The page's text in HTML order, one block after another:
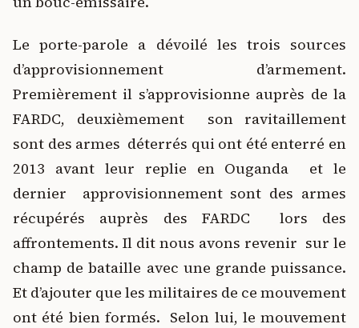
Le porte-parole a dévoilé les trois sources
d’approvisionnement d’armement.
Premièrement il s’approvisionne auprès de la
FARDC, deuxièmement son ravitaillement
sont des armes déterrés qui ont été enterré en
2013 avant leur replie en Ouganda et le
dernier approvisionnement sont des armes
récupérés auprès des FARDC lors des
affrontements. Il dit nous avons revenir sur le
champ de bataille avec une grande puissance.
Et d’ajouter que les militaires de ce mouvement
ont été bien formés. Selon lui, le mouvement